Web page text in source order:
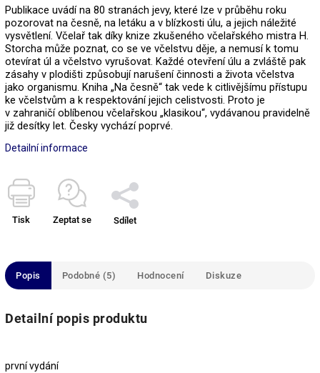
Publikace uvádí na 80 stranách jevy, které lze v průběhu roku
pozorovat na česně, na letáku a v blízkosti úlu, a jejich náležité
vysvětlení. Včelař tak díky knize zkušeného včelařského mistra H.
Storcha může poznat, co se ve včelstvu děje, a nemusí k tomu
otevírat úl a včelstvo vyrušovat. Každé otevření úlu a zvláště pak
zásahy v plodišti způsobují narušení činnosti a života včelstva
jako organismu. Kniha „Na česně“ tak vede k citlivějšímu přístupu
ke včelstvům a k respektování jejich celistvosti. Proto je
v zahraničí oblíbenou včelařskou „klasikou“, vydávanou pravidelně
již desítky let. Česky vychází poprvé.
Detailní informace
Tisk Zeptat se Sdílet
Popis Podobné (5) Hodnocení Diskuze
Detailní popis produktu
první vydání